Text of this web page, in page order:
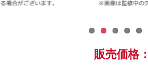
ガンダムシリーズ
販売価格：